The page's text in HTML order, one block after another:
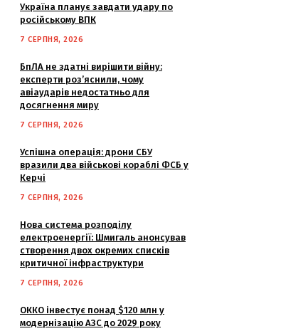
Україна планує завдати удару по
російському ВПК
7 СЕРПНЯ, 2026
БпЛА не здатні вирішити війну:
експерти роз’яснили, чому
авіаударів недостатньо для
досягнення миру
7 СЕРПНЯ, 2026
Успішна операція: дрони СБУ
вразили два військові кораблі ФСБ у
Керчі
7 СЕРПНЯ, 2026
Нова система розподілу
електроенергії: Шмигаль анонсував
створення двох окремих списків
критичної інфраструктури
7 СЕРПНЯ, 2026
ОККО інвестує понад $120 млн у
модернізацію АЗС до 2029 року